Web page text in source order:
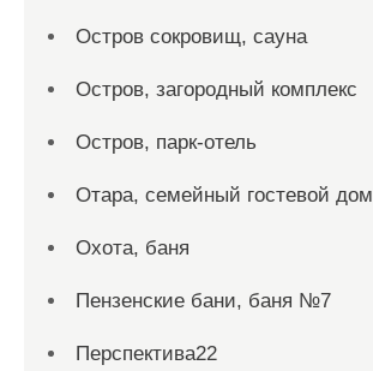
Остров сокровищ, сауна
Остров, загородный комплекс
Остров, парк-отель
Отара, семейный гостевой дом
Охота, баня
Пензенские бани, баня №7
Перспектива22